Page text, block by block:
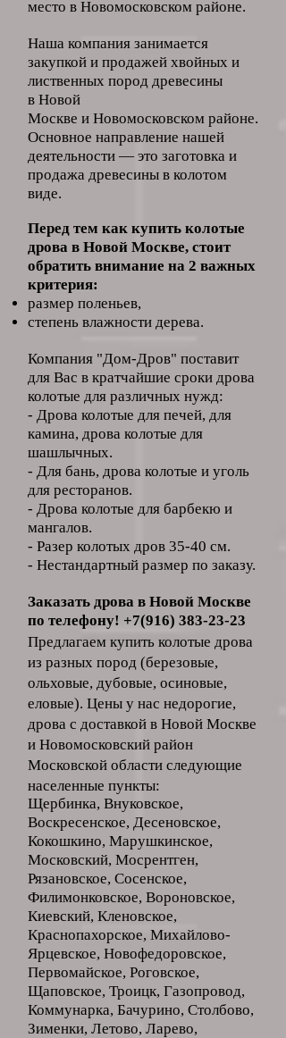
место в Новомосковском районе.
Наша компания занимается
закупкой и продажей хвойных и
лиственных пород древесины
в Новой
Москве и Новомосковском районе.
Основное направление нашей
деятельности ― это заготовка и
продажа древесины в колотом
виде.
Перед тем как купить колотые
дрова в Новой Москве, стоит
обратить внимание на 2 важных
критерия:
размер поленьев,
степень влажности дерева.
Компания "Дом-Дров" поставит
для Вас в кратчайшие сроки дрова
колотые для различных нужд:
- Дрова колотые для печей, для
камина, дрова колотые для
шашлычных.
- Для бань, дрова колотые и уголь
для ресторанов.
- Дрова колотые для барбекю и
мангалов.
- Разер колотых дров 35-40 см.
- Нестандартный размер по заказу.
Заказать дрова в Новой Москве
по телефону! +7(916) 383-23-23
Предлагаем купить колотые дрова
из разных пород (березовые,
ольховые, дубовые, осиновые,
еловые). Цены у нас недорогие,
дрова с доставкой в Новой Москве
и Новомосковский район
Московской области следующие
населенные пункты:​
Щербинка, Внуковское,
Воскресенское, Десеновское,
Кокошкино, Марушкинское,
Московский, Мосрентген,
Рязановское, Сосенское,
Филимонковское, Вороновское,
Киевский, Кленовское,
Краснопахорское, Михайлово-
Ярцевское, Новофедоровское,
Первомайское, Роговское,
Щаповское, Троицк, Газопровод,
Коммунарка, Бачурино, Столбово,
Зименки, Летово, Ларево,